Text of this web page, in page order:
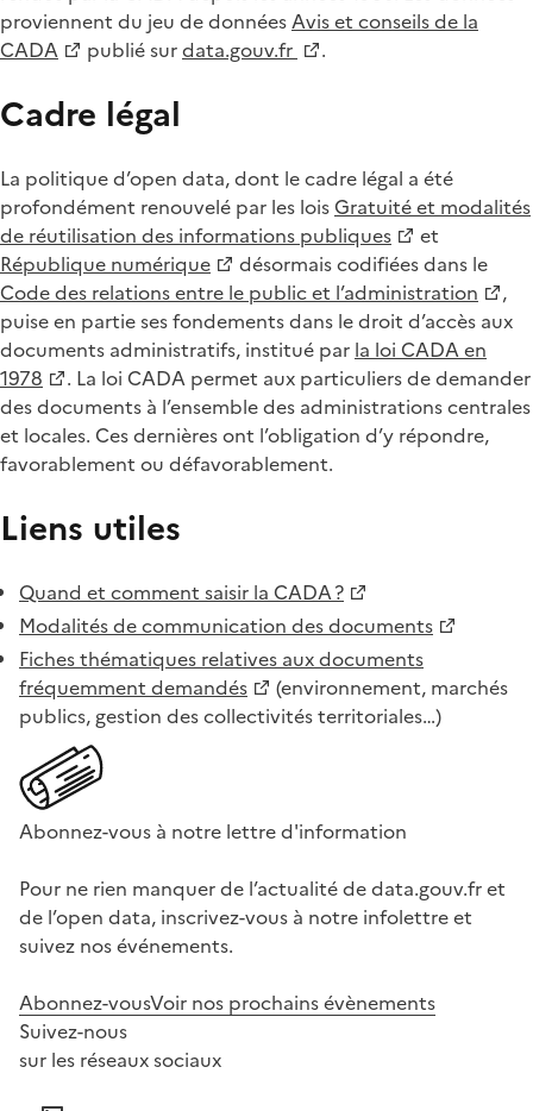
proviennent du jeu de donnéesAvis et conseils de la
CADA
publié surdata.gouv.fr .
Cadre légal
La politique d’open data, dont le cadre légal a été
profondément renouvelé par les loisGratuité et modalités
de réutilisation des informations publiques
et
République numérique
désormais codifiées dans le
Code des relations entre le public et l’administration
,
puise en partie ses fondements dans le droit d’accès aux
documents administratifs, institué par la loi CADA en
1978
. La loi CADA permet aux particuliers de demander
des documents à l’ensemble des administrations centrales
et locales. Ces dernières ont l’obligation d’y répondre,
favorablement ou défavorablement.
Liens utiles
Quand et comment saisir la CADA ?
Modalités de communication des documents
Fiches thématiques relatives aux documents
fréquemment demandés
(environnement, marchés
publics, gestion des collectivités territoriales…)
Abonnez-vous à notre lettre d'information
Pour ne rien manquer de l’actualité de data.gouv.fr et
de l’open data, inscrivez-vous à notre infolettre et
suivez nos événements.
Abonnez-vousVoir nos prochains évènements
Suivez-nous
sur les réseaux sociaux